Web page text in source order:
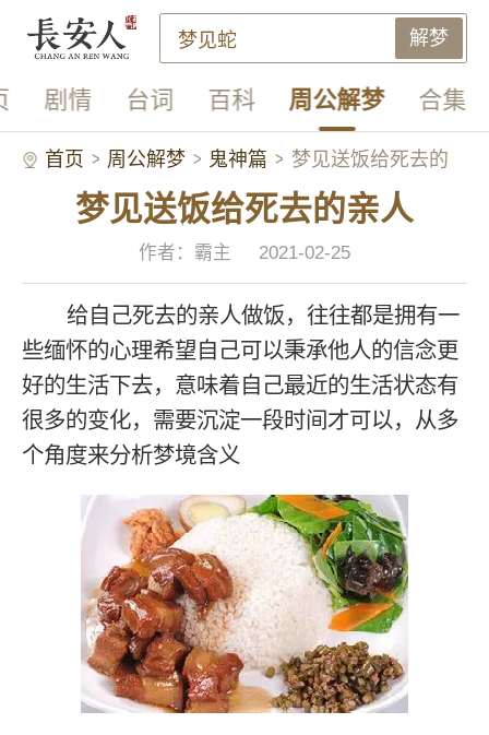
解梦
剧情 台词 百科 周公解梦 合集
首页 周公解梦 鬼神篇 梦见送饭给死去的
亲人
梦见送饭给死去的亲人
作者：霸主 2021-02-25
给自己死去的亲人做饭，往往都是拥有一
些缅怀的心理希望自己可以秉承他人的信念更
好的生活下去，意味着自己最近的生活状态有
很多的变化，需要沉淀一段时间才可以，从多
个角度来分析梦境含义